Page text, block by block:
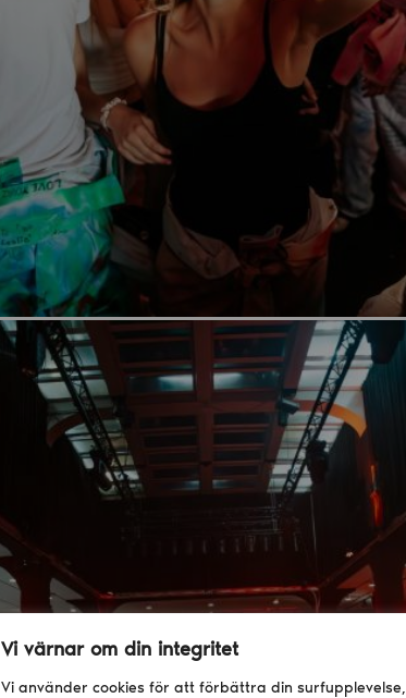
Vi värnar om din integritet
Vi använder cookies för att förbättra din surfupplevelse,